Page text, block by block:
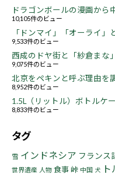
ドラゴンボールの漫画から
10,105件のビュー
「ドンマイ」「オーライ
9,533件のビュー
西成のドヤ街と「紗倉まな
9,075件のビュー
北京をペキンと呼ぶ理由を
8,952件のビュー
1.5L（リットル）ボトルケ
8,833件のビュー
タグ
雪 インドネシア フランス
世界遺産 人物 食事峠 中国 犬 ト